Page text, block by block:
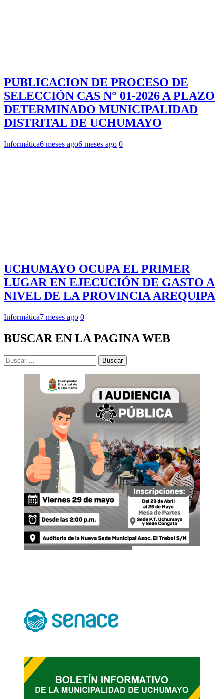
PUBLICACION DE PROCESO DE
SELECCIÓN CAS N° 01-2026 A PLAZO
DETERMINADO MUNICIPALIDAD
DISTRITAL DE UCHUMAYO
Informática6 meses ago6 meses ago 0
UCHUMAYO OCUPA EL PRIMER
LUGAR EN EJECUCIÓN DE GASTO A
NIVEL DE LA PROVINCIA AREQUIPA
Informática7 meses ago 0
BUSCAR EN LA PAGINA WEB
Buscar: